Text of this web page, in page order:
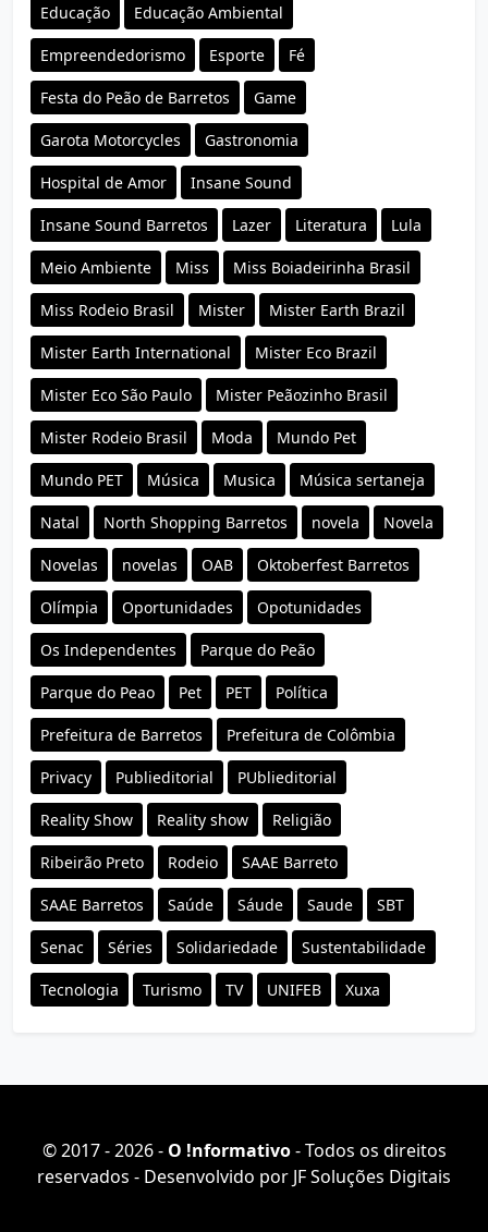
Educação Educação Ambiental
Empreendedorismo Esporte Fé
Festa do Peão de Barretos Game
Garota Motorcycles Gastronomia
Hospital de Amor Insane Sound
Insane Sound Barretos Lazer Literatura Lula
Meio Ambiente Miss Miss Boiadeirinha Brasil
Miss Rodeio Brasil Mister Mister Earth Brazil
Mister Earth International Mister Eco Brazil
Mister Eco São Paulo Mister Peãozinho Brasil
Mister Rodeio Brasil Moda Mundo Pet
Mundo PET Música Musica Música sertaneja
Natal North Shopping Barretos novela Novela
Novelas novelas OAB Oktoberfest Barretos
Olímpia Oportunidades Opotunidades
Os Independentes Parque do Peão
Parque do Peao Pet PET Política
Prefeitura de Barretos Prefeitura de Colômbia
Privacy Publieditorial PUblieditorial
Reality Show Reality show Religião
Ribeirão Preto Rodeio SAAE Barreto
SAAE Barretos Saúde Sáude Saude SBT
Senac Séries Solidariedade Sustentabilidade
Tecnologia Turismo TV UNIFEB Xuxa
© 2017 - 2026 - O ǃnformativo- Todos os direitos
reservados - Desenvolvido por JF Soluções Digitais